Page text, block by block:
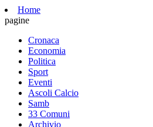
Home
pagine
Cronaca
Economia
Politica
Sport
Eventi
Ascoli Calcio
Samb
33 Comuni
Archivio